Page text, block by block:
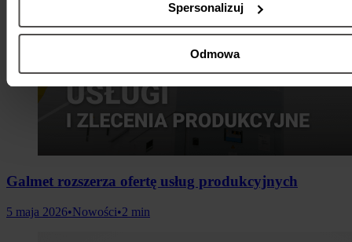
Spersonalizuj
Odmowa
Galmet rozszerza ofertę usług produkcyjnych
5 maja 2026•Nowości•2 min